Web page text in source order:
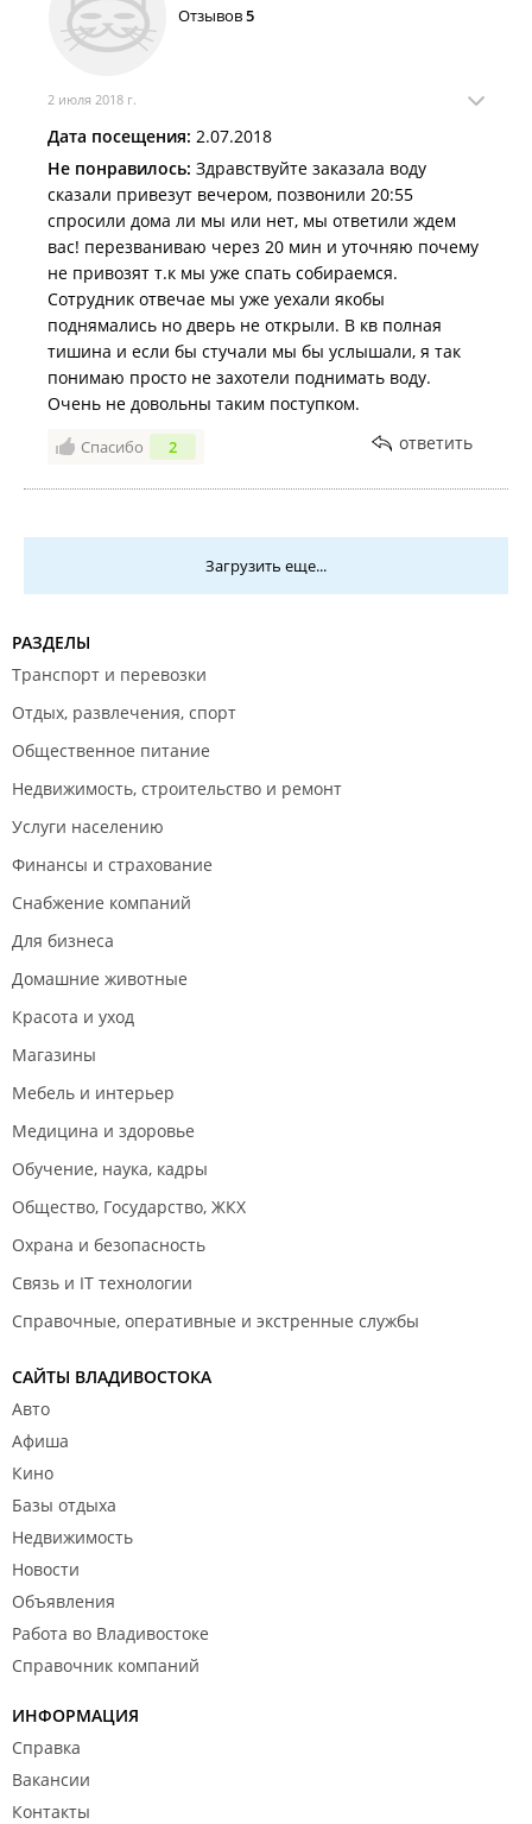
Отзывов5
2 июля 2018 г.
Дата посещения: 2.07.2018
Не понравилось: Здравствуйте заказала воду
сказали привезут вечером, позвонили 20:55
спросили дома ли мы или нет, мы ответили ждем
вас! перезваниваю через 20 мин и уточняю почему
не привозят т.к мы уже спать собираемся.
Сотрудник отвечае мы уже уехали якобы
поднямались но дверь не открыли. В кв полная
тишина и если бы стучали мы бы услышали, я так
понимаю просто не захотели поднимать воду.
Очень не довольны таким поступком.
Спасибо 2 ответить
Загрузить еще...
РАЗДЕЛЫ
Транспорт и перевозки
Отдых, развлечения, спорт
Общественное питание
Недвижимость, строительство и ремонт
Услуги населению
Финансы и страхование
Снабжение компаний
Для бизнеса
Домашние животные
Красота и уход
Магазины
Мебель и интерьер
Медицина и здоровье
Обучение, наука, кадры
Общество, Государство, ЖКХ
Охрана и безопасность
Связь и IT технологии
Справочные, оперативные и экстренные службы
САЙТЫ ВЛАДИВОСТОКА
Авто
Афиша
Кино
Базы отдыха
Недвижимость
Новости
Объявления
Работа во Владивостоке
Справочник компаний
ИНФОРМАЦИЯ
Справка
Вакансии
Контакты